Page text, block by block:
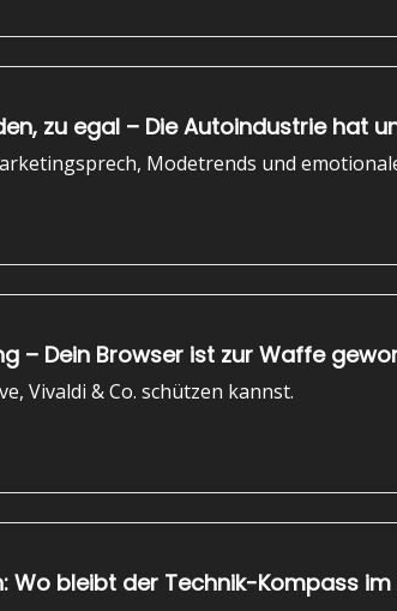
zu egal – Die Autoindustrie hat
Modetrends und
– Dein Browser ist zur Waffe
Vivaldi & Co. schützen kannst.
Wo bleibt der Technik-Kompass